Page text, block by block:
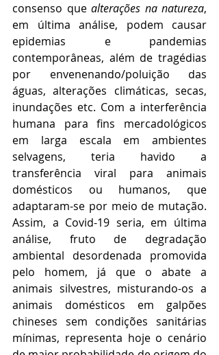
consenso que alterações na natureza,
em última análise, podem causar
epidemias e pandemias
contemporâneas, além de tragédias
por envenenando/poluição das
águas, alterações climáticas, secas,
inundações etc. Com a interferência
humana para fins mercadológicos
em larga escala em ambientes
selvagens, teria havido a
transferência viral para animais
domésticos ou humanos, que
adaptaram-se por meio de mutação.
Assim, a Covid-19 seria, em última
análise, fruto de degradação
ambiental desordenada promovida
pelo homem, já que o abate a
animais silvestres, misturando-os a
animais domésticos em galpões
chineses sem condições sanitárias
mínimas, representa hoje o cenário